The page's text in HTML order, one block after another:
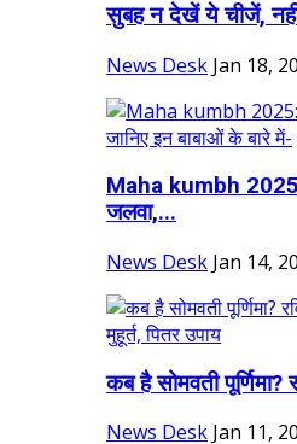
सुबह न देखें ये चीजें,
News Desk Jan 18,
Maha kumbh
जलवा,...
News Desk Jan 14,
कब है सोमवती
News Desk Jan 11,